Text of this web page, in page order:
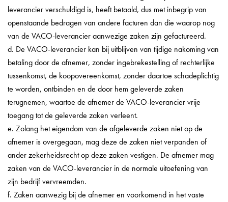
leverancier verschuldigd is, heeft betaald, dus met inbegrip van
openstaande bedragen van andere facturen dan die waarop nog
van de VACO-leverancier aanwezige zaken zijn gefactureerd.
d. De VACO-leverancier kan bij uitblijven van tijdige nakoming van
betaling door de afnemer, zonder ingebrekestelling of rechterlijke
tussenkomst, de koopovereenkomst, zonder daartoe schadeplichtig
te worden, ontbinden en de door hem geleverde zaken
terugnemen, waartoe de afnemer de VACO-leverancier vrije
toegang tot de geleverde zaken verleent.
e. Zolang het eigendom van de afgeleverde zaken niet op de
afnemer is overgegaan, mag deze de zaken niet verpanden of
ander zekerheidsrecht op deze zaken vestigen. De afnemer mag
zaken van de VACO-leverancier in de normale uitoefening van
zijn bedrijf vervreemden.
f. Zaken aanwezig bij de afnemer en voorkomend in het vaste